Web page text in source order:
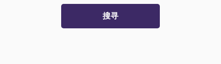
搜寻